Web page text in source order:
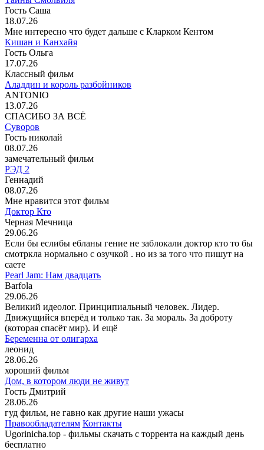
Гость Саша
18.07.26
Мне интересно что будет дальше с Кларком Кентом
Кишан и Канхайя
Гость Ольга
17.07.26
Классный фильм
Аладдин и король разбойников
ANTONIO
13.07.26
СПАСИБО ЗА ВСЁ
Суворов
Гость николай
08.07.26
замечательный фильм
РЭД 2
Геннадий
08.07.26
Мне нравится этот фильм
Доктор Кто
Черная Мечница
29.06.26
Если бы еслибы ебланы гение не заблокали доктор кто то бы
смотркла нормально с озучкой . но из за того что пишут на
саете
Pearl Jam: Нам двадцать
Barfola
29.06.26
Великий идеолог. Принципиальный человек. Лидер.
Движущийся вперёд и только так. За мораль. За доброту
(которая спасёт мир). И ещё
Беременна от олигарха
леонид
28.06.26
хороший фильм
Дом, в котором люди не живут
Гость Дмитрий
28.06.26
гуд фильм, не гавно как другие наши ужасы
Правообладателям Контакты
Ugorinicha.top - фильмы скачать с торрента на каждый день
бесплатно